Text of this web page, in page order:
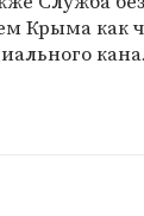
Крыма как